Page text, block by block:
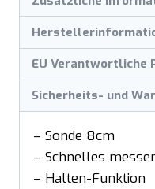
EU Verantwortliche
Sicherheits- und
– Sonde 8cm
– Schnelles
– Halten-Funktion